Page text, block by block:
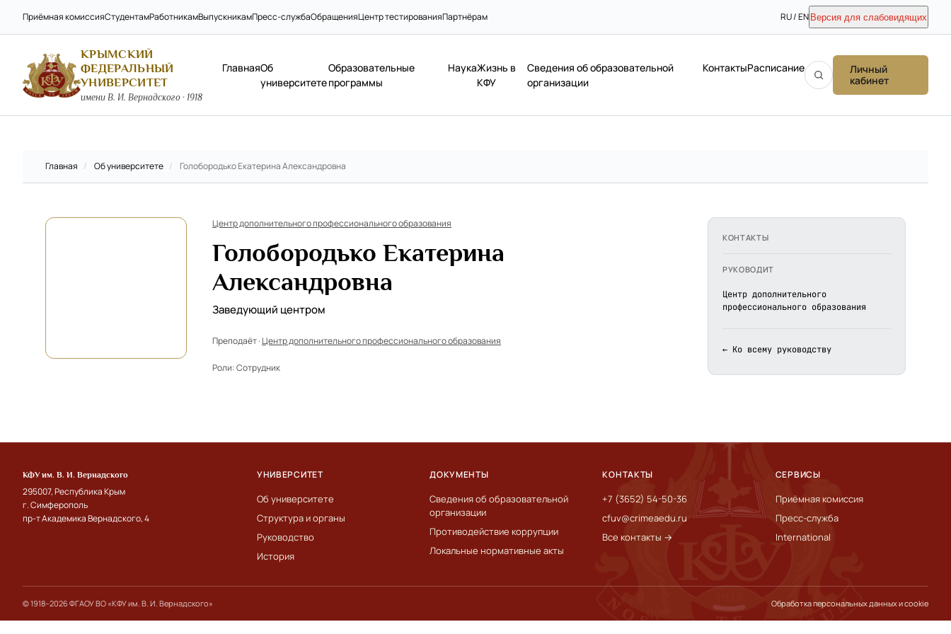
Приёмная комиссияСтудентамРаботникамВыпускникамПресс-службаОбращенияЦентр тестированияПартнёрам RU / EN Версия для слабовидящих
КРЫМСКИЙ
ФЕДЕРАЛЬНЫЙ
УНИВЕРСИТЕТ
имени В. И. Вернадского · 1918
ГлавнаяОб
университете
Образовательные
программы
НаукаЖизнь в
КФУ
Сведения об образовательной
организации
КонтактыРасписание
Личный
кабинет
Главная / Об университете / Голобородько Екатерина Александровна
Центр дополнительного профессионального образования
Голобородько Екатерина
Александровна
Заведующий центром
Преподаёт ·Центр дополнительного профессионального образования
Роли:Сотрудник
КОНТАКТЫ
РУКОВОДИТ
Центр дополнительного
профессионального образования
← Ко всему руководству
КФУ им. В. И. Вернадского
295007, Республика Крым
г. Симферополь
пр-т Академика Вернадского, 4
УНИВЕРСИТЕТ
Об университете
Структура и органы
Руководство
История
ДОКУМЕНТЫ
Сведения об образовательной
организации
Противодействие коррупции
Локальные нормативные акты
КОНТАКТЫ
+7 (3652) 54-50-36
cfuv@crimeaedu.ru
Все контакты →
СЕРВИСЫ
Приёмная комиссия
Пресс-служба
International
© 1918–2026 ФГАОУ ВО «КФУ им. В. И. Вернадского» Обработка персональных данных и cookie